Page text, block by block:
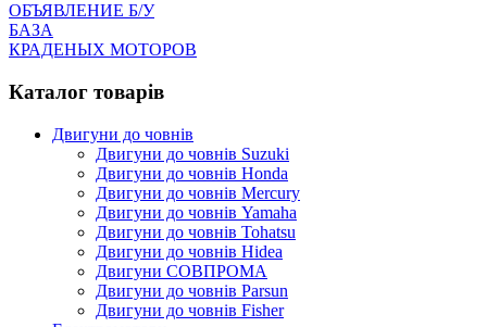
ОБЪЯВЛЕНИЕ Б/У
БАЗА
КРАДЕНЫХ МОТОРОВ
Каталог товарів
Двигуни до човнів
Двигуни до човнів Suzuki
Двигуни до човнів Honda
Двигуни до човнів Mercury
Двигуни до човнів Yamaha
Двигуни до човнів Tohatsu
Двигуни до човнів Hidea
Двигуни СОВПРОМА
Двигуни до човнів Parsun
Двигуни до човнів Fisher